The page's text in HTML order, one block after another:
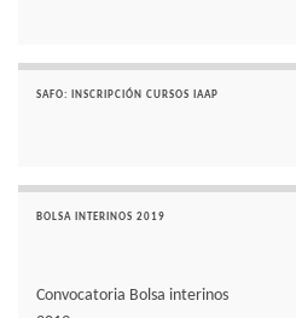
SAFO: INSCRIPCIÓN CURSOS IAAP
BOLSA INTERINOS 2019
Convocatoria Bolsa interinos